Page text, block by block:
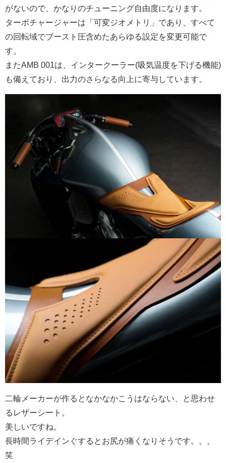
がないので、かなりのチューニング自由度になります。
ターボチャージャーは「可変ジオメトリ」であり、 すべて
の回転域でブースト圧含めたあらゆる設定を変更可能で
す。
またAMB 001は、インタークーラー(吸気温度を下げる機能)
も備えており、出力のさらなる向上に寄与しています。
二輪メーカーが作るとなかなかこうはならない、と思わせ
るレザーシート。
美しいですね。
長時間ライデインぐするとお尻が痛くなりそうです。。。
笑